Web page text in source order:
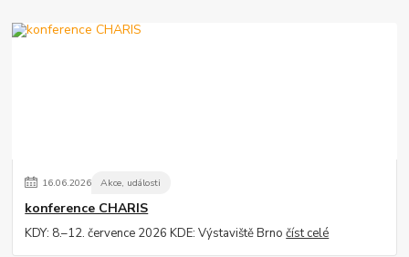
16.06.2026 Akce, události
konference CHARIS
KDY: 8.–12. července 2026 KDE: Výstaviště Brnočíst celé